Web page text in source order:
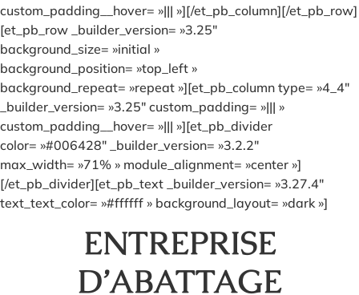
custom_padding__hover= »||| »][/et_pb_column][/et_pb_row]
[et_pb_row _builder_version= »3.25″
background_size= »initial »
background_position= »top_left »
background_repeat= »repeat »][et_pb_column type= »4_4″
_builder_version= »3.25″ custom_padding= »||| »
custom_padding__hover= »||| »][et_pb_divider
color= »#006428″ _builder_version= »3.2.2″
max_width= »71% » module_alignment= »center »]
[/et_pb_divider][et_pb_text _builder_version= »3.27.4″
text_text_color= »#ffffff » background_layout= »dark »]
ENTREPRISE
D’ABATTAGE